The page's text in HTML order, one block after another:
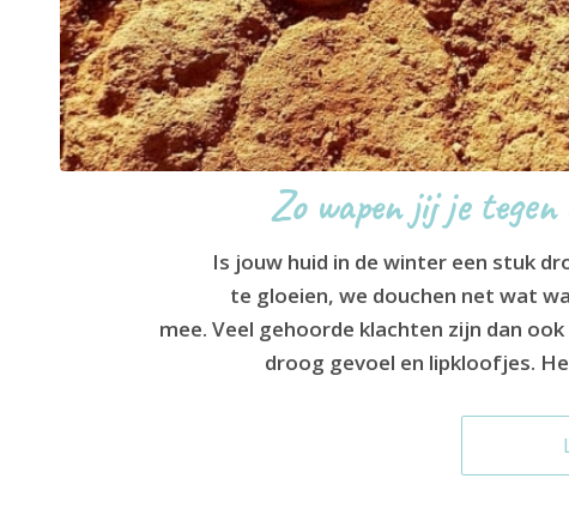
Zo wapen jij je
Is jouw huid in de winter een stuk
te gloeien, we douchen net wat
mee. Veel gehoorde klachten zijn dan
droog gevoel en lipkloofjes.